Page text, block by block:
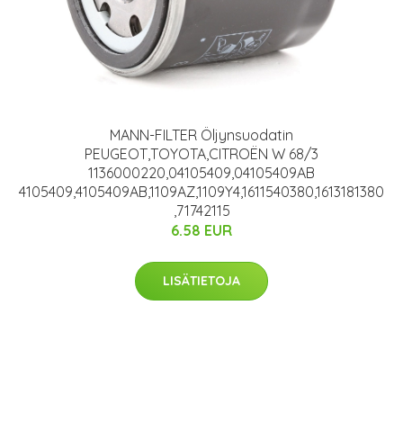
MANN-FILTER Öljynsuodatin
PEUGEOT,TOYOTA,CITROËN W 68/3
1136000220,04105409,04105409AB
4105409,4105409AB,1109AZ,1109Y4,1611540380,1613181380
,71742115
6.58 EUR
LISÄTIETOJA